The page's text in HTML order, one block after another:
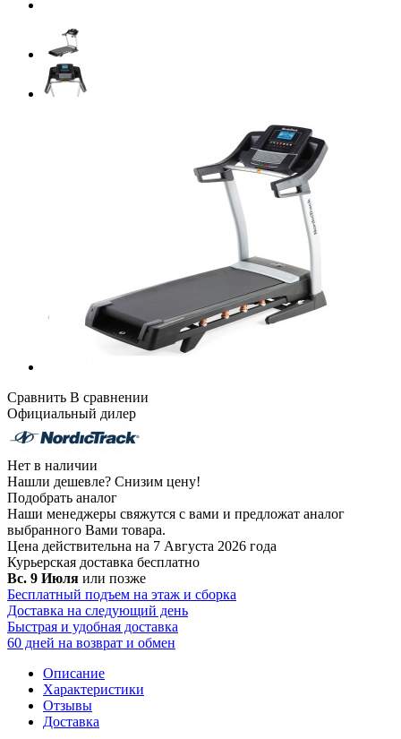
Сравнить В сравнении
Официальный дилер
Нет в наличии
Нашли дешевле? Снизим цену!
Подобрать аналог
Наши менеджеры свяжутся с вами и предложат аналог
выбранного Вами товара.
Цена действительна на 7 Августа 2026 года
Курьерская доставка бесплатно
Вс. 9 Июля или позже
Бесплатный подъем на этаж и сборка
Доставка на следующий день
Быстрая и удобная доставка
60 дней на возврат и обмен
Описание
Характеристики
Отзывы
Доставка